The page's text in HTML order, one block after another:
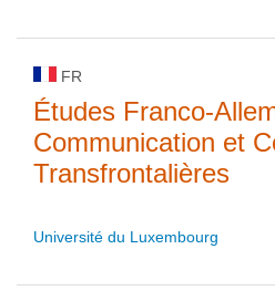
FR
Études Franco-
Communication et
Transfrontalières
Université du Luxembourg